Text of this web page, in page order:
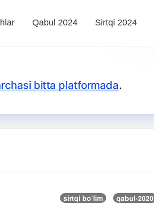
Qabul 2024 Sirtqi 2024
bitta platformada.
sirtqi bo‘lim qabul-2020